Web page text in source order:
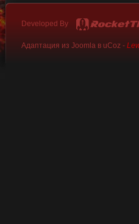
Developed By
Адаптация из Joomla в uCoz -